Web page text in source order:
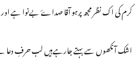
کرم کی اک نظر مجھ پرہو آقا صداۓ بےنوا ہے
اشک آنکھوں سے بہتے جارہےہیں لب حرفِ دعا